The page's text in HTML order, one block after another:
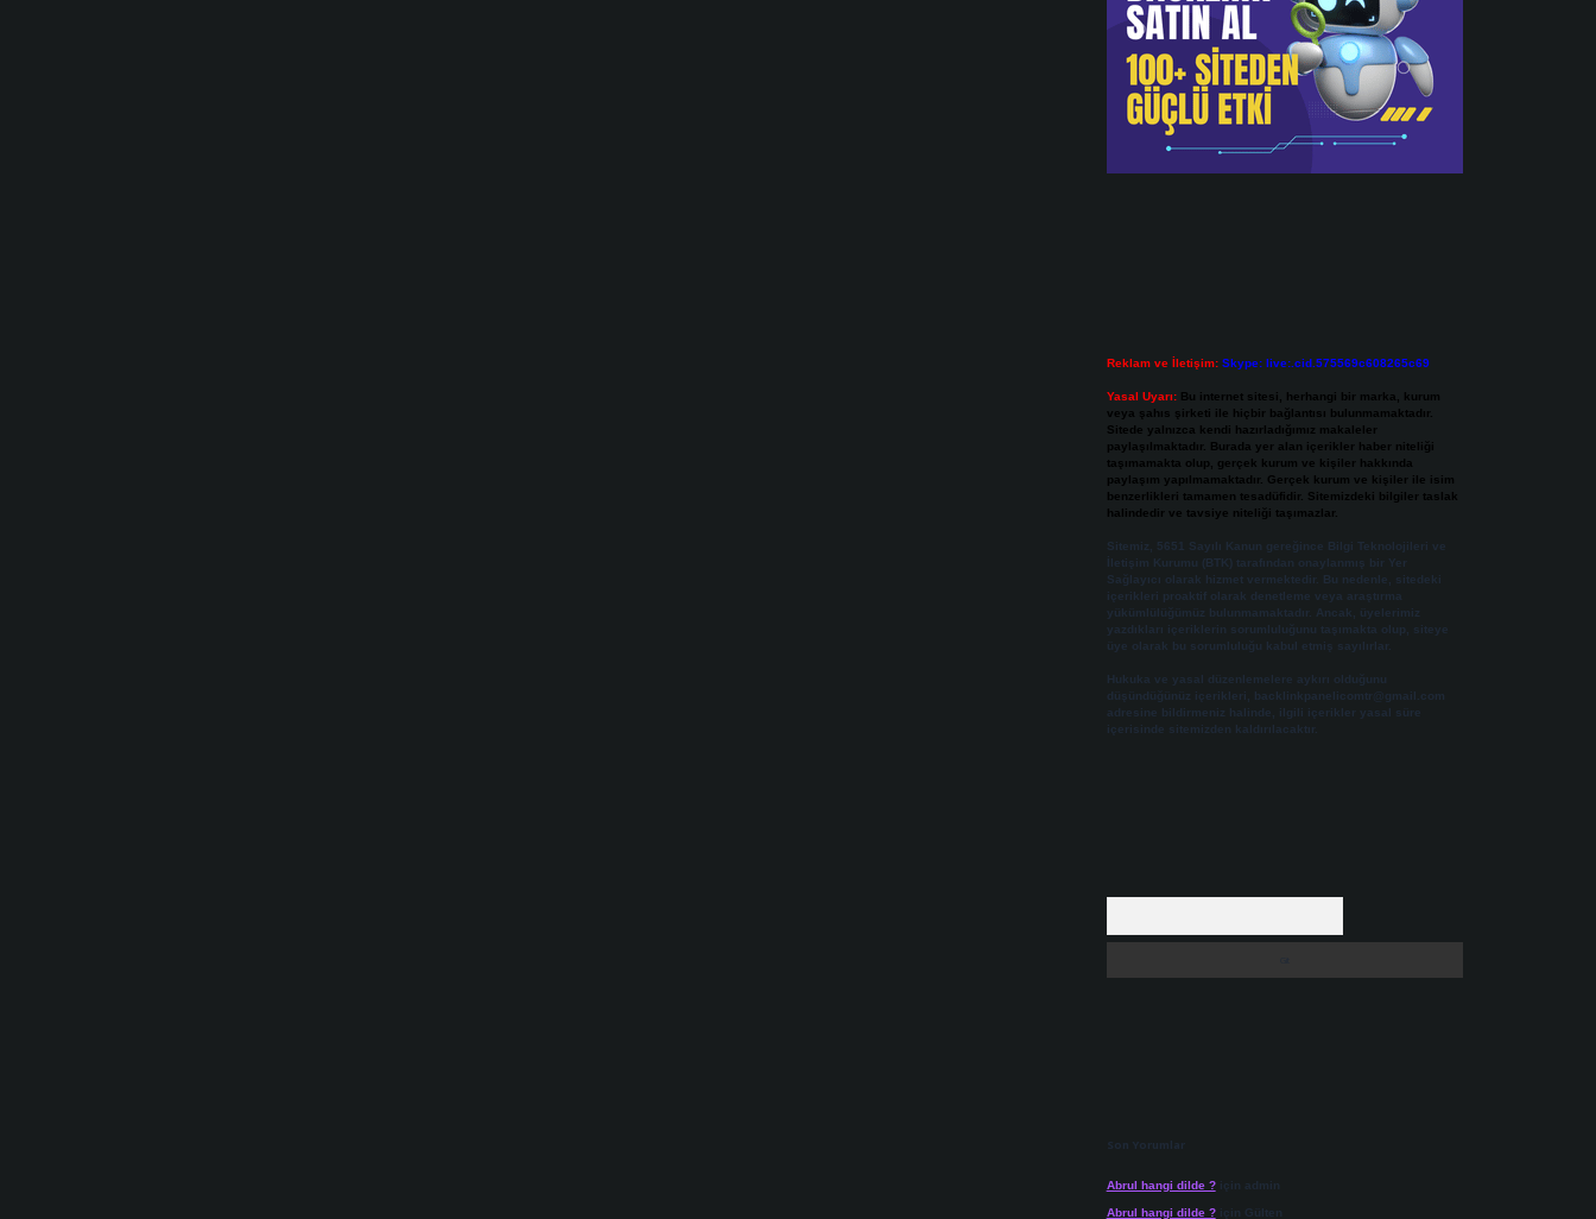
Reklam ve İletişim: Skype: live:.cid.575569c608265c69
Yasal Uyarı: Bu internet sitesi, herhangi bir marka, kurum
veya şahıs şirketi ile hiçbir bağlantısı bulunmamaktadır.
Sitede yalnızca kendi hazırladığımız makaleler
paylaşılmaktadır. Burada yer alan içerikler haber niteliği
taşımamakta olup, gerçek kurum ve kişiler hakkında
paylaşım yapılmamaktadır. Gerçek kurum ve kişiler ile isim
benzerlikleri tamamen tesadüfidir. Sitemizdeki bilgiler taslak
halindedir ve tavsiye niteliği taşımazlar.
Sitemiz, 5651 Sayılı Kanun gereğince Bilgi Teknolojileri ve
İletişim Kurumu (BTK) tarafından onaylanmış bir Yer
Sağlayıcı olarak hizmet vermektedir. Bu nedenle, sitedeki
içerikleri proaktif olarak denetleme veya araştırma
yükümlülüğümüz bulunmamaktadır. Ancak, üyelerimiz
yazdıkları içeriklerin sorumluluğunu taşımakta olup, siteye
üye olarak bu sorumluluğu kabul etmiş sayılırlar.
Hukuka ve yasal düzenlemelere aykırı olduğunu
düşündüğünüz içerikleri,
backlinkpanelicomtr@gmail.com
adresine bildirmeniz halinde, ilgili içerikler yasal süre
içerisinde sitemizden kaldırılacaktır.
Son Yorumlar
Abrul hangi dilde ?için admin
Abrul hangi dilde ?için Gülten